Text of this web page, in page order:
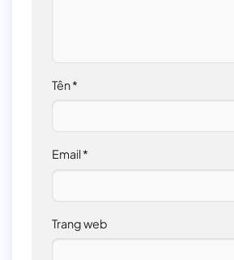
Tên*
Email*
Trang web